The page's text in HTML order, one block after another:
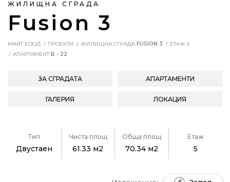
ЖИЛИЩНА СГРАДА
Fusion 3
МАЙТ ЕООД ПРОЕКТИ ЖИЛИЩНА СГРАДА FUSION 3
ЕТАЖ 5
АПАРТАМЕНТБ - 22
ЗА СГРАДАТА АПАРТАМЕНТИ
ГАЛЕРИЯ ЛОКАЦИЯ
Тип
Двустаен
Чиста площ
61.33 м2
Обща площ
70.34 м2
Етаж
5